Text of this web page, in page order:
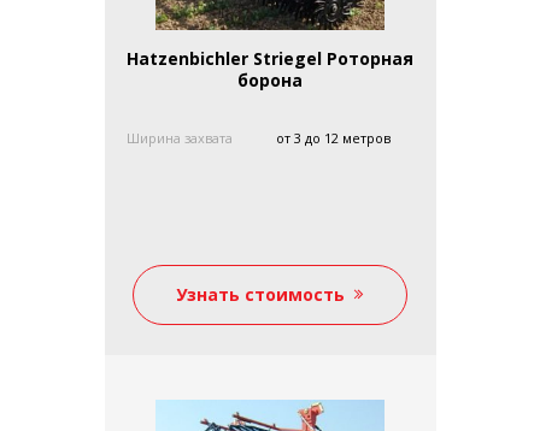
Hatzenbichler Striegel Роторная
борона
Ширина захвата от 3 до 12 метров
Узнать стоимость